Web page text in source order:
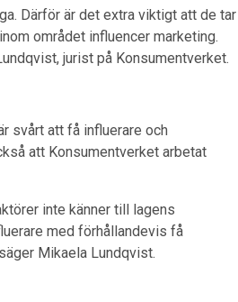
Därför är det extra viktigt att de tar
området influencer marketing.
jurist på Konsumentverket.
svårt att få influerare och
att Konsumentverket arbetat
inte känner till lagens
med förhållandevis få
Mikaela Lundqvist.